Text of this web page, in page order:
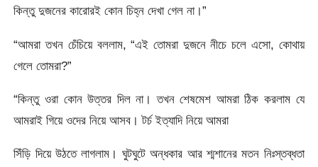
কিন্তু দুজনের কারোরই কোন চিহ্ন দেখা গেল না।”
“আমরা তখন চেঁচিয়ে বললাম, “এই তোমরা দুজনে নীচে চলে এসো, কোথায়
গেলে তোমরা?”
“কিন্তু ওরা কোন উত্তর দিল না। তখন শেষমেশ আমরা ঠিক করলাম যে
আমরাই গিয়ে ওদের নিয়ে আসব। টর্চ ইত্যাদি নিয়ে আমরা
সিঁড়ি দিয়ে উঠতে লাগলাম। ঘুটঘুটে অন্ধকার আর শ্মশানের মতন নিঃস্তব্ধতা